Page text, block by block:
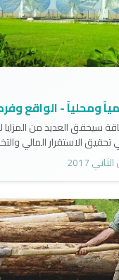
ومحلياً - الواقع
سيحقق العديد من المزايا
تحقيق الاستقرار المالي
لأطول مدة ممكنة،
الضغط على الطاقة الناضبة،
الحالية والمستقبلية..